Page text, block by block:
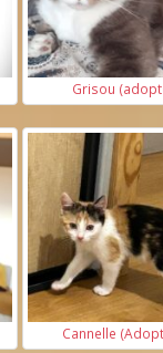
Grisou
Cannelle